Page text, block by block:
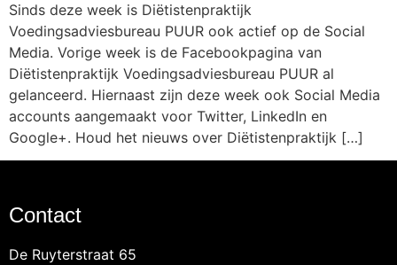
Sinds deze week is Diëtistenpraktijk
Voedingsadviesbureau PUUR ook actief op de Social
Media. Vorige week is de Facebookpagina van
Diëtistenpraktijk Voedingsadviesbureau PUUR al
gelanceerd. Hiernaast zijn deze week ook Social Media
accounts aangemaakt voor Twitter, LinkedIn en
Google+. Houd het nieuws over Diëtistenpraktijk […]
Contact
De Ruyterstraat 65